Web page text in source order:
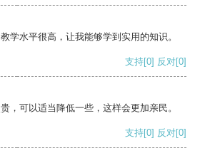
学水平很高，让我能够学到实用的知识。
支持[0] 反对[0]
，可以适当降低一些，这样会更加亲民。
支持[0] 反对[0]